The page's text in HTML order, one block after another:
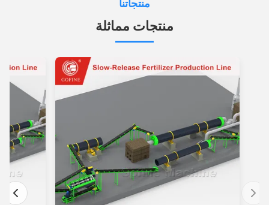
منتجاتنا
منتجات مماثلة